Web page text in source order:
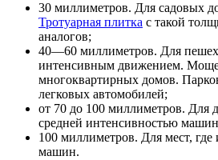
30 миллиметров. Для садовых
Тротуарная плитка с такой
аналогов;
40—60 миллиметров. Для
интенсивным движением.
многоквартирных домов.
легковых автомобилей;
от 70 до 100 миллиметров. Для
средней интенсивностью
100 миллиметров. Для мест,
машин.